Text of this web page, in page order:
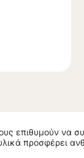
επιθυμούν να
προσφέρει